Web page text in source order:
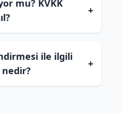
mu? KVKK
+
ile ilgili
+